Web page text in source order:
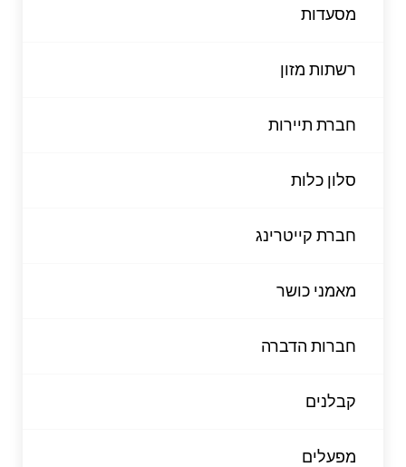
מסעדות
רשתות מזון
חברת תיירות
סלון כלות
חברת קייטרינג
מאמני כושר
חברות הדברה
קבלנים
מפעלים